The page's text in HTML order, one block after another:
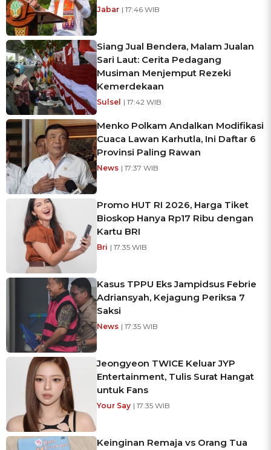
Jabar | 17:46 WIB
Siang Jual Bendera, Malam Jualan
Sari Laut: Cerita Pedagang
Musiman Menjemput Rezeki
Kemerdekaan
Sulsel | 17:42 WIB
Menko Polkam Andalkan Modifikasi
Cuaca Lawan Karhutla, Ini Daftar 6
Provinsi Paling Rawan
News | 17:37 WIB
Promo HUT RI 2026, Harga Tiket
Bioskop Hanya Rp17 Ribu dengan
Kartu BRI
Bri | 17:35 WIB
Kasus TPPU Eks Jampidsus Febrie
Adriansyah, Kejagung Periksa 7
Saksi
News | 17:35 WIB
Jeongyeon TWICE Keluar JYP
Entertainment, Tulis Surat Hangat
untuk Fans
Your Say | 17:35 WIB
Keinginan Remaja vs Orang Tua